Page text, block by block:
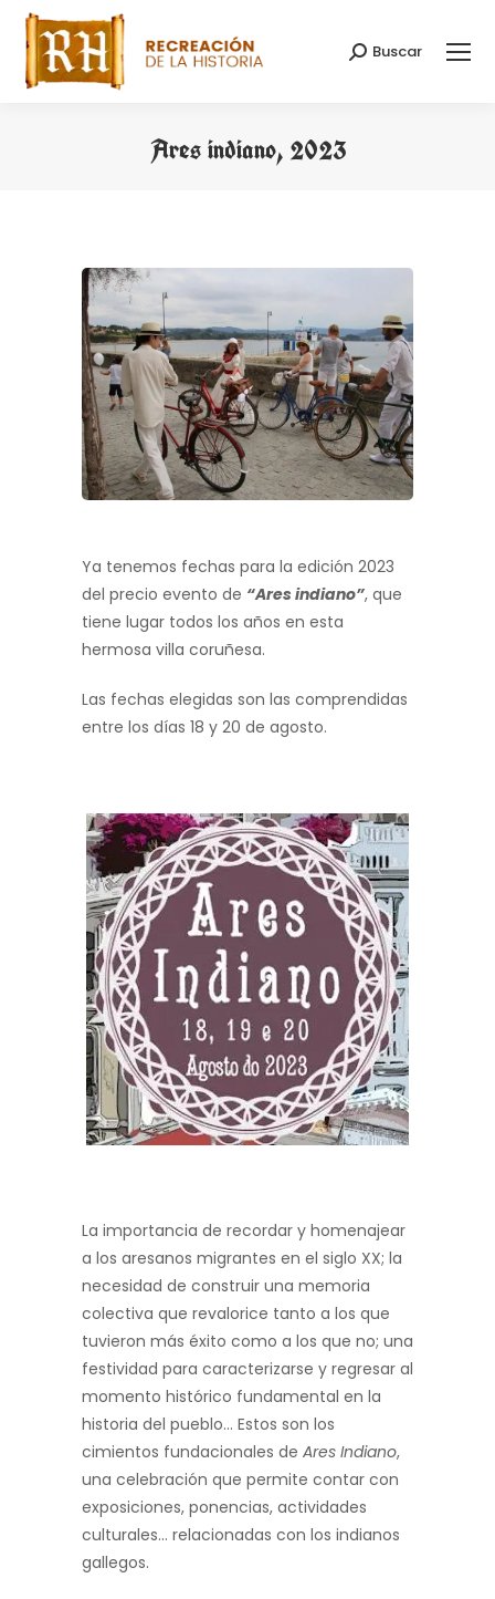
Buscar:
Buscar
Ares indiano, 2023
Ya tenemos fechas para la edición 2023
del precio evento de “Ares indiano”, que
tiene lugar todos los años en esta
hermosa villa coruñesa.
Las fechas elegidas son las comprendidas
entre los días 18 y 20 de agosto.
La importancia de recordar y homenajear
a los aresanos migrantes en el siglo XX; la
necesidad de construir una memoria
colectiva que revalorice tanto a los que
tuvieron más éxito como a los que no; una
festividad para caracterizarse y regresar al
momento histórico fundamental en la
historia del pueblo… Estos son los
cimientos fundacionales de Ares Indiano,
una celebración que permite contar con
exposiciones, ponencias, actividades
culturales… relacionadas con los indianos
gallegos.